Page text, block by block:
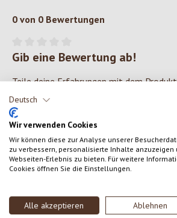
Deutsch
Wir verwenden Cookies
Wir können diese zur Analyse unserer
zu verbessern, personalisierte Inhalte anzuzeigen
Webseiten-Erlebnis zu bieten. Für weitere
Cookies öffnen Sie die Einstellungen.
Alle akzeptieren Ablehnen
0 von 0 Bewertungen
Durchschnittliche Bewertung von 0 von 5
Gib eine Bewertung ab!
Teile deine Erfahrungen mit dem
Kunden.
SCHREIBE EINE BEWERTUNG
Produktgalerie überspringen